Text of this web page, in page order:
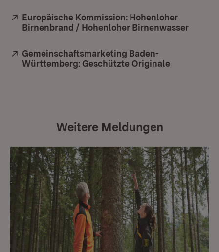
Extern:
Europäische Kommission: Hohenloher
Birnenbrand / Hohenloher Birnenwasser
Extern:
Gemeinschaftsmarketing Baden-
Württemberg: Geschützte Originale
Weitere Meldungen